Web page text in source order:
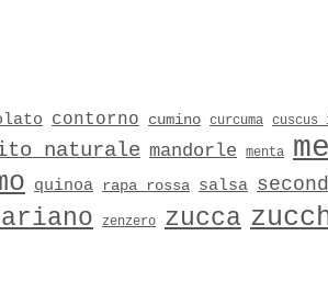
contorno cumino curcuma
naturale mandorle menta
quinoa rapa rossa salsa
zenzero zucca